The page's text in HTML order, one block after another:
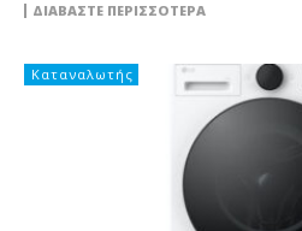
ΔΙΑΒΆΣΤΕ ΠΕΡΙΣΣΌΤΕΡΑ
Καταναλωτής